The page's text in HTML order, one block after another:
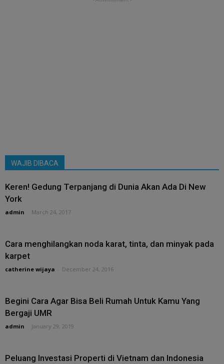
WAJIB DIBACA
Keren! Gedung Terpanjang di Dunia Akan Ada Di New
York
admin March 24, 2017
Cara menghilangkan noda karat, tinta, dan minyak pada
karpet
catherine wijaya December 24, 2016
Begini Cara Agar Bisa Beli Rumah Untuk Kamu Yang
Bergaji UMR
admin January 29, 2019
Peluang Investasi Properti di Vietnam dan Indonesia